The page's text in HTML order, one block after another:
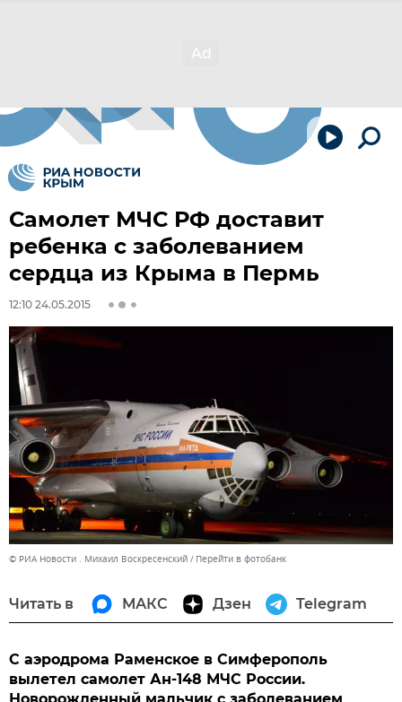
Самолет МЧС РФ доставит
ребенка с заболеванием
сердца из Крыма в Пермь
12:10 24.05.2015
© РИА Новости . Михаил Воскресенский Перейти в фотобанк
Читать в МАКС Дзен Telegram
С аэродрома Раменское в Симферополь
вылетел самолет Ан-148 МЧС России.
Новорожденный мальчик с заболеванием